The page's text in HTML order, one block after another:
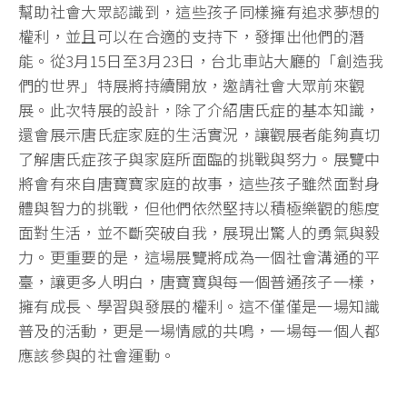
幫助社會大眾認識到，這些孩子同樣擁有追求夢想的
權利，並且可以在合適的支持下，發揮出他們的潛
能。從3月15日至3月23日，台北車站大廳的「創造我
們的世界」特展將持續開放，邀請社會大眾前來觀
展。此次特展的設計，除了介紹唐氏症的基本知識，
還會展示唐氏症家庭的生活實況，讓觀展者能夠真切
了解唐氏症孩子與家庭所面臨的挑戰與努力。展覽中
將會有來自唐寶寶家庭的故事，這些孩子雖然面對身
體與智力的挑戰，但他們依然堅持以積極樂觀的態度
面對生活，並不斷突破自我，展現出驚人的勇氣與毅
力。更重要的是，這場展覽將成為一個社會溝通的平
臺，讓更多人明白，唐寶寶與每一個普通孩子一樣，
擁有成長、學習與發展的權利。這不僅僅是一場知識
普及的活動，更是一場情感的共鳴，一場每一個人都
應該參與的社會運動。